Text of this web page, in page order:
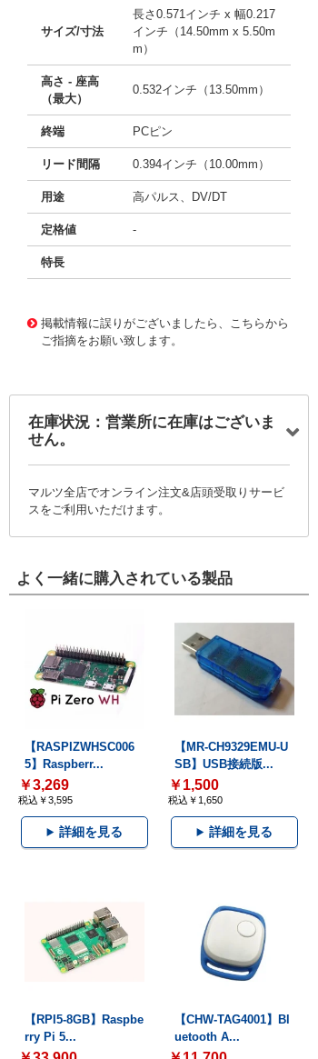
サイズ/寸法
長さ0.571インチ x 幅0.217
インチ（14.50mm x 5.50m
m）
高さ - 座高
（最大）
0.532インチ（13.50mm）
終端 PCピン
リード間隔 0.394インチ（10.00mm）
用途 高パルス、DV/DT
定格値 -
特長
掲載情報に誤りがございましたら、こちらから
ご指摘をお願い致します。
在庫状況：営業所に在庫はございま
せん。
マルツ全店でオンライン注文&店頭受取りサービ
スをご利用いただけます。
よく一緒に購入されている製品
【RASPIZWHSC006
5】Raspberr...
￥3,269
税込￥3,595
詳細を見る
【MR-CH9329EMU-U
SB】USB接続版...
￥1,500
税込￥1,650
詳細を見る
【RPI5-8GB】Raspbe
rry Pi 5...
【CHW-TAG4001】Bl
uetooth A...